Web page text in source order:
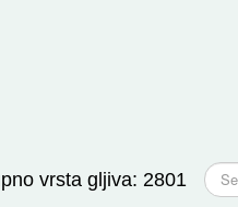
vrsta gljiva: 2801
T
r
takse: